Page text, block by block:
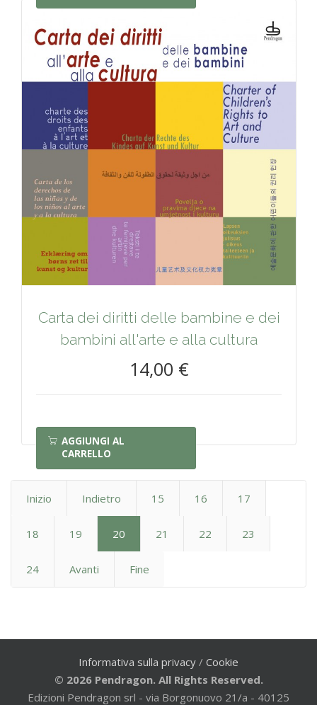
Carta dei diritti delle bambine e dei
bambini all'arte e alla cultura
14,00 €
AGGIUNGI AL
CARRELLO
Inizio Indietro 15 16 17
18 19 20 21 22 23
24 Avanti Fine
Informativa sulla privacy / Cookie
© 2026 Pendragon. All Rights Reserved.
Edizioni Pendragon srl - via Borgonuovo 21/a - 40125